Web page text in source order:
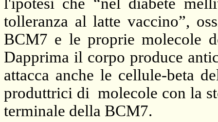
tolleranza al latte vaccino”,
BCM7 e le proprie molecole
Dapprima il corpo produce
attacca anche le cellule-beta
produttrici di molecole con la
terminale della BCM7.